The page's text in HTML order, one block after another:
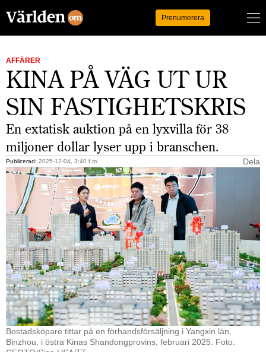
Prenumerera
AFFÄRER
KINA PÅ VÄG UT UR
SIN FASTIGHETSKRIS
En extatisk auktion på en lyxvilla för 38
miljoner dollar lyser upp i branschen.
Publicerad: 2025-12-04, 3:40 f m Dela
Bostadsköpare tittar på en förhandsförsäljning i Yangxin län,
Binzhou, i östra Kinas Shandongprovins, februari 2025. Foto: